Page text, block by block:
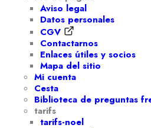
Aviso legal
Datos personales
CGV
Contactarnos
Enlaces útiles y socios
Mapa del sitio
Mi cuenta
Cesta
Biblioteca de preguntas
tarifs
tarifs-noel